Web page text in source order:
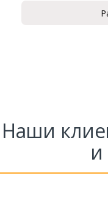
Наши
и